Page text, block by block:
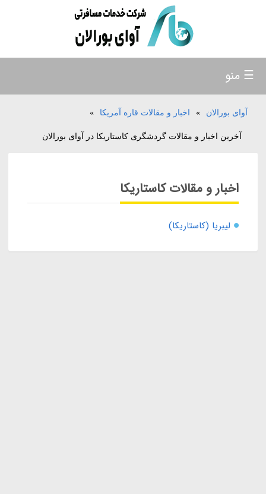
آوای بورالان » اخبار و مقالات قاره آمریکا »
آخرین اخبار و مقالات گردشگری کاستاریکا در آوای بورالان
اخبار و مقالات کاستاریکا
لیبریا (کاستاریکا)
☰ منو